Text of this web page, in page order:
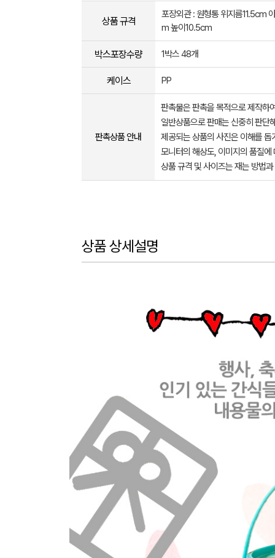
상품 규격
포장외관 : 원형통 위지름11.5cm
m 높이10.5cm
박스포장수량 1박스 48개
케이스 PP
판촉상품 안내
판촉물은 판촉을 목적으로 제작하
일반상품으로 판매는 신중히 판단
제공되는 상품의 사진은 이해를
모니터의 해상도, 이미지의 품질
상품 규격 및 사이즈는 재는 방법
상품 상세설명